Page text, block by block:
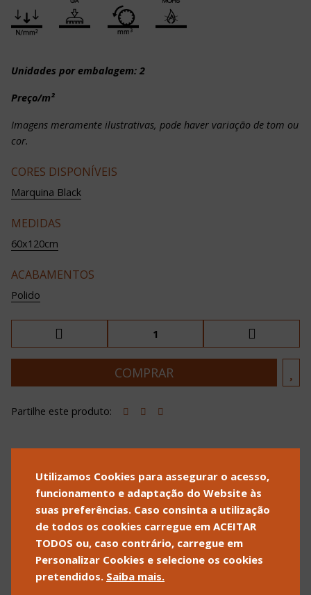
Unidades por embalagem: 2
Preço/m²
Imagens meramente ilustrativas, pode haver variação de tom ou
cor.
CORES DISPONÍVEIS
Marquina Black
MEDIDAS
60x120cm
ACABAMENTOS
Polido
Partilhe este produto:
POLÍTICA DE PRIVACIDADE
POLÍTICA DE COOKIES
TERMOS E CONDIÇÕES DE
VENDA
SOBRE A ALLSFOR
CONTACTOS
T +351 262 502 540
NACIONAL
INFO@ALLSFOR.COM
Utilizamos Cookies para assegurar o acesso,
funcionamento e adaptação do Website às
suas preferências. Caso consinta a utilização
de todos os cookies carregue em ACEITAR
TODOS ou, caso contrário, carregue em
Personalizar Cookies e selecione os cookies
pretendidos. Saiba mais.